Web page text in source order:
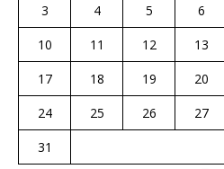
3
4 5 6
10
11 12 13
17
18 19 20
24
25 26 27
31